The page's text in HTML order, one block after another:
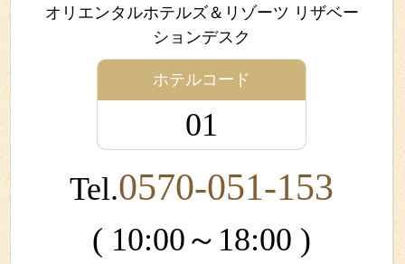
オリエンタルホテルズ＆リゾーツ リザベー
ションデスク
ホテルコード
01
Tel.0570-051-153
( 10:00～18:00 )